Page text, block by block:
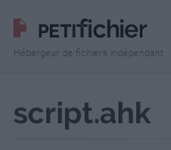
Hébergeur de fichiers indépendant
script.ahk